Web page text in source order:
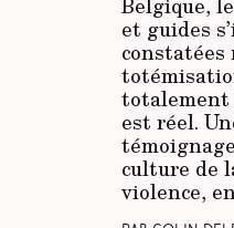
et guides
totalement
est réel.
culture de
violence,